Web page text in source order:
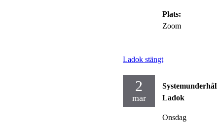
Plats:
Zoom
Ladok stängt
2
mar
Systemunderhåll
Ladok
Onsdag